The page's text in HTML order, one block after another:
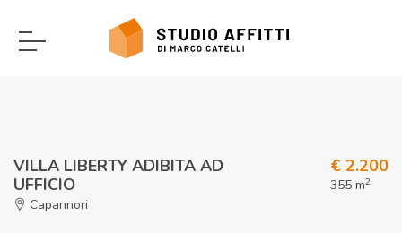
VILLA LIBERTY ADIBITA AD
UFFICIO
Capannori
€ 2.200
355 m2